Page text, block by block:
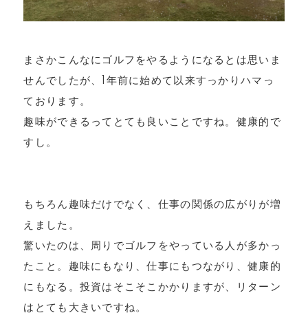
まさかこんなにゴルフをやるようになるとは思いま
せんでしたが、1年前に始めて以来すっかりハマっ
ております。
趣味ができるってとても良いことですね。健康的で
すし。
もちろん趣味だけでなく、仕事の関係の広がりが増
えました。
驚いたのは、周りでゴルフをやっている人が多かっ
たこと。趣味にもなり、仕事にもつながり、健康的
にもなる。投資はそこそこかかりますが、リターン
はとても大きいですね。